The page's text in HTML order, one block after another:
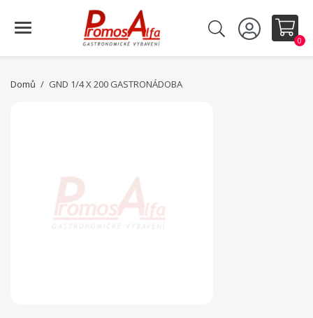
0
Domů GND 1/4 X 200 GASTRONÁDOBA